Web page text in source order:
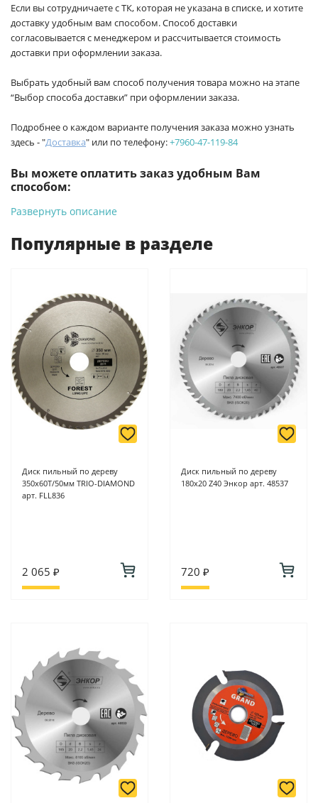
Если вы сотрудничаете с ТК, которая не указана в списке, и хотите
доставку удобным вам способом. Способ доставки
согласовывается с менеджером и рассчитывается стоимость
доставки при оформлении заказа.
Выбрать удобный вам способ получения товара можно на этапе
“Выбор способа доставки” при оформлении заказа.
Подробнее о каждом варианте получения заказа можно узнать
здесь - "Доставка" или по телефону:+7960-47-119-84
Вы можете оплатить заказ удобным Вам
способом:
-Банковской картой на сайте ProffЭлектро. Данный вид
6/2 (база КПП)или по адресу ул. Новороссийская 161И.
Для юридических лиц: переводом на расчетный счет при
онлайн оплате заказа на сайте.
Подробнее о способах оплаты можно узнать здесь - "Оплата"
Развернуть описание
Популярные в разделе
Диск пильный по дереву
350х60Т/50мм TRIO-DIAMOND
арт. FLL836
2 065 ₽
Диск пильный по дереву
180х20 Z40 Энкор арт. 48537
720 ₽